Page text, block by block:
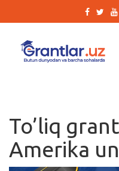
Ishlar
Kurslar
To’liq
Amerika